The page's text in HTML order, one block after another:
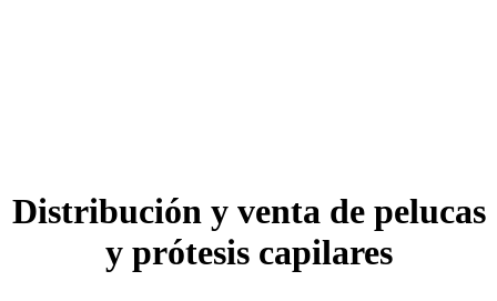
Distribución y venta de pelucas
y prótesis capilares